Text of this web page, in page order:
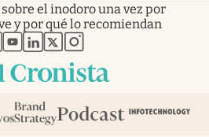
el inodoro una vez por
y por qué lo recomiendan
abre en nueva pestaña
abre en nueva pestaña
abre en nueva pestaña
abre en nueva pestaña
abre en nueva pestaña